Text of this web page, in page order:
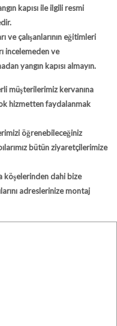
kapısı ile ilgili resmi
ve çalışanlarının eğitimleri
incelemeden ve
yangın kapısı almayın.
müşterilerimiz kervanına
hizmetten faydalanmak
öğrenebileceğiniz
bütün ziyaretçilerimize
köşelerinden dahi bize
adreslerinize montaj